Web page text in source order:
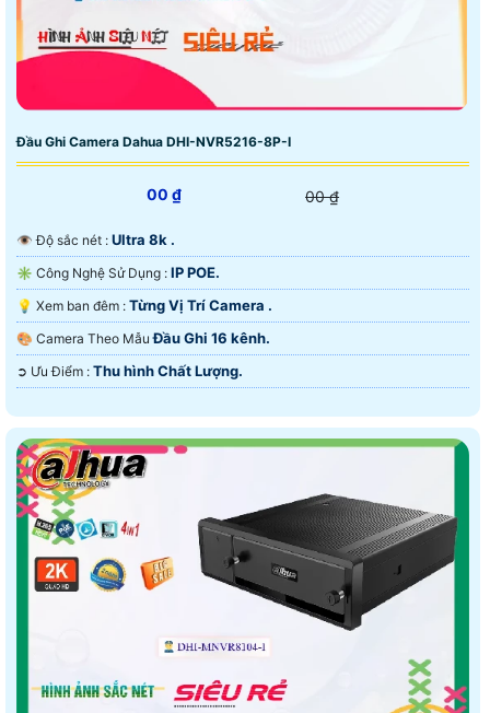
Đầu Ghi Camera Dahua DHI-NVR5216-8P-I
00 ₫ 00 ₫
👁 Độ sắc nét : Ultra 8k .
✳️ Công Nghệ Sử Dụng : IP POE.
💡 Xem ban đêm : Từng Vị Trí Camera .
🎨 Camera Theo MẫuĐầu Ghi 16 kênh.
️➲ Ưu Điểm : Thu hình Chất Lượng.